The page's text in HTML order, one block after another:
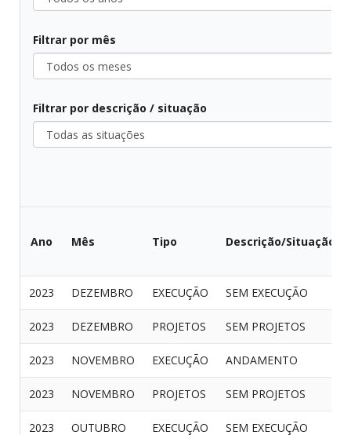
Filtrar por mês
Filtrar por descrição / situação
Ano Mês Tipo Descrição/Situação
2023 DEZEMBRO EXECUÇÃO SEM EXECUÇÃO
2023 DEZEMBRO PROJETOS SEM PROJETOS
2023 NOVEMBRO EXECUÇÃO ANDAMENTO
2023 NOVEMBRO PROJETOS SEM PROJETOS
2023 OUTUBRO EXECUÇÃO SEM EXECUÇÃO